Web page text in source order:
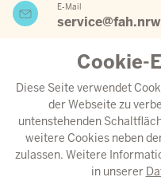
E-Mail
Wichtige Links
Jahresprogramm 2026
Aktueller Speiseplan
Anreise
Cookie-
Diese Seite verwendet
der Webseite zu
untenstehenden
weitere Cookies neben
zulassen. Weitere
in unserer